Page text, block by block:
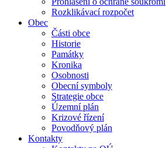
Rozklikávací rozpočet
Obec
Části obce
Historie
Památky
Kronika
Osobnosti
Obecní symboly
Strategie obce
Územní plán
Krizové řízení
Povodňový plán
Kontakty